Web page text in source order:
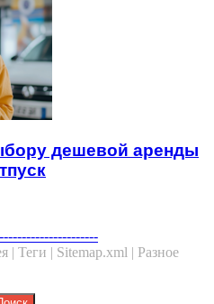
дешевой аренды
| Теги | Sitemap.xml | Разное